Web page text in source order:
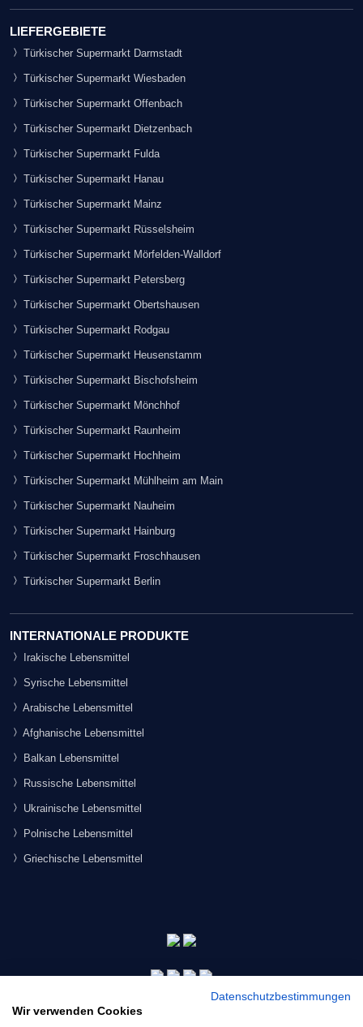
LIEFERGEBIETE
Türkischer Supermarkt Darmstadt
Türkischer Supermarkt Wiesbaden
Türkischer Supermarkt Offenbach
Türkischer Supermarkt Dietzenbach
Türkischer Supermarkt Fulda
Türkischer Supermarkt Hanau
Türkischer Supermarkt Mainz
Türkischer Supermarkt Rüsselsheim
Türkischer Supermarkt Mörfelden-Walldorf
Türkischer Supermarkt Petersberg
Türkischer Supermarkt Obertshausen
Türkischer Supermarkt Rodgau
Türkischer Supermarkt Heusenstamm
Türkischer Supermarkt Bischofsheim
Türkischer Supermarkt Mönchhof
Türkischer Supermarkt Raunheim
Türkischer Supermarkt Hochheim
Türkischer Supermarkt Mühlheim am Main
Türkischer Supermarkt Nauheim
Türkischer Supermarkt Hainburg
Türkischer Supermarkt Froschhausen
Türkischer Supermarkt Berlin
INTERNATIONALE PRODUKTE
Irakische Lebensmittel
Syrische Lebensmittel
Arabische Lebensmittel
Afghanische Lebensmittel
Balkan Lebensmittel
Russische Lebensmittel
Ukrainische Lebensmittel
Polnische Lebensmittel
Griechische Lebensmittel
Datenschutzbestimmungen
Wir verwenden Cookies